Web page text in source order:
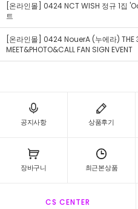
[온라인몰] 0424 NCT WISH 정규 1집
트
[온라인몰] 0424 NouerA (누에라) THE
MEET&PHOTO&CALL FAN SIGN EVENT
공지사항 상품후기
장바구니 최근본상품
CS CENTER